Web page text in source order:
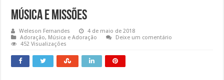
Música e Missões
Weleson Fernandes
4 de maio de 2018
Adoração, Música e Adoração
Deixe um comentário
452 Visualizações